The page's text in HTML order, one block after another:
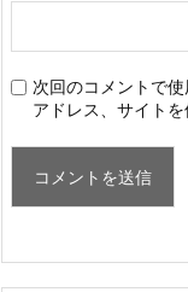
次回のコメントで
アドレス、サイトを